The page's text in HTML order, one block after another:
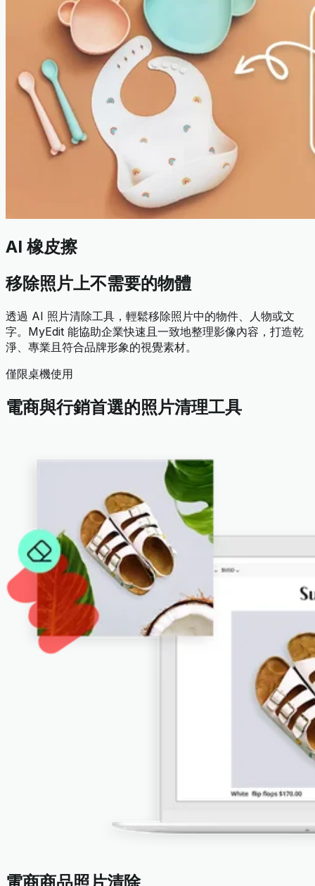
AI 橡皮擦
移除照片上不需要的物體
透過 AI 照片清除工具，輕鬆移除照片中的物件、人物或文
字。MyEdit 能協助企業快速且一致地整理影像內容，打造乾
淨、專業且符合品牌形象的視覺素材。
僅限桌機使用
電商與行銷首選的照片清理工具